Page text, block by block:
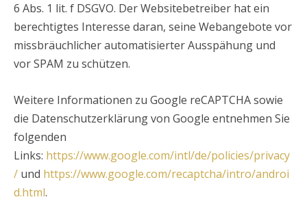
6 Abs. 1 lit. f DSGVO. Der Websitebetreiber hat ein
berechtigtes Interesse daran, seine Webangebote vor
missbräuchlicher automatisierter Ausspähung und
vor SPAM zu schützen.
Weitere Informationen zu Google reCAPTCHA sowie
die Datenschutzerklärung von Google entnehmen Sie
folgenden
Links: https://www.google.com/intl/de/policies/privacy
/ und https://www.google.com/recaptcha/intro/androi
d.html.